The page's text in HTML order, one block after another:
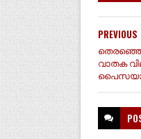
PREVIOUS
വാതക